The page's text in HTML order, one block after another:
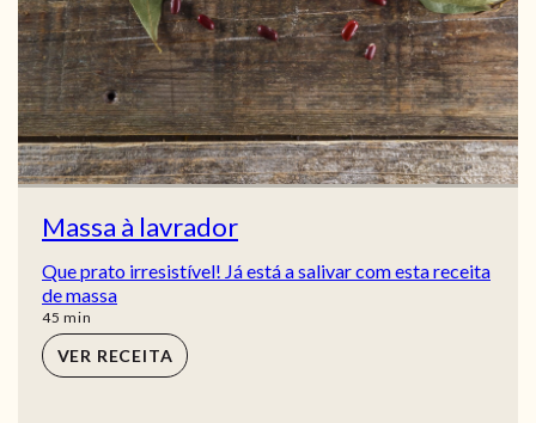
Massa à lavrador
Que prato irresistível! Já está a salivar com esta receita
de massa
45 min
min
VER RECEITA